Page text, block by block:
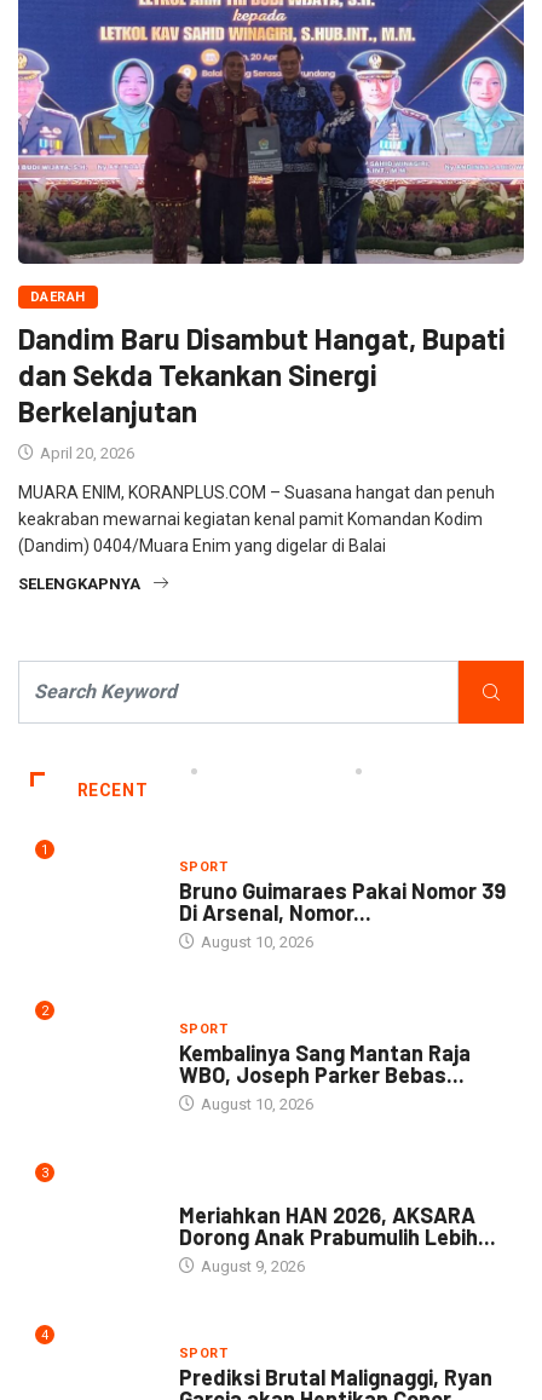
DAERAH
Dandim Baru Disambut Hangat, Bupati
dan Sekda Tekankan Sinergi
Berkelanjutan
April 20, 2026
MUARA ENIM, KORANPLUS.COM – Suasana hangat dan penuh
keakraban mewarnai kegiatan kenal pamit Komandan Kodim
(Dandim) 0404/Muara Enim yang digelar di Balai
SELENGKAPNYA
RECENT
1
SPORT
Bruno Guimaraes Pakai Nomor 39
Di Arsenal, Nomor...
August 10, 2026
2
SPORT
Kembalinya Sang Mantan Raja
WBO, Joseph Parker Bebas...
August 10, 2026
3
Meriahkan HAN 2026, AKSARA
Dorong Anak Prabumulih Lebih...
August 9, 2026
4
SPORT
Prediksi Brutal Malignaggi, Ryan